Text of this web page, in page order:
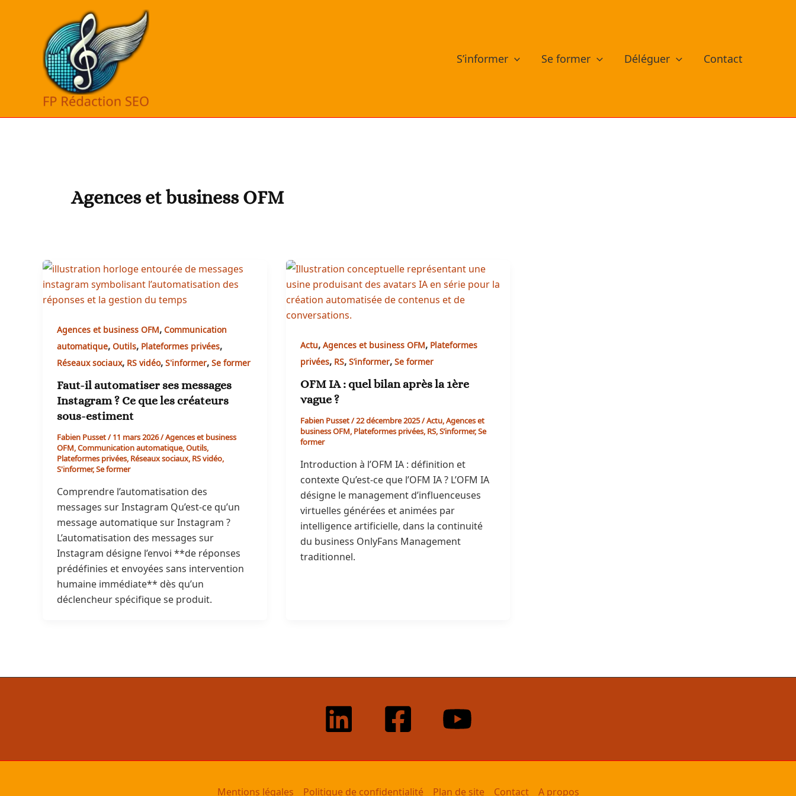
S’informer Se former Déléguer Contact
Agences et business OFM
Agences et business OFM,Communication
automatique,Outils, Plateformes privées,
Réseaux sociaux, RS vidéo,S'informer,Se former
Faut-il automatiser ses messages
Instagram ? Ce que les créateurs
sous-estiment
Fabien Pusset/11 mars 2026/Agences et business
OFM,Communication automatique,Outils,
Plateformes privées,Réseaux sociaux,RS vidéo,
S'informer,Se former
Comprendre l’automatisation des
messages sur Instagram Qu’est-ce qu’un
message automatique sur Instagram ?
L’automatisation des messages sur
Instagram désigne l’envoi **de réponses
prédéfinies et envoyées sans intervention
humaine immédiate** dès qu’un
déclencheur spécifique se produit.
Actu,Agences et business OFM, Plateformes
privées, RS,S’informer,Se former
OFM IA : quel bilan après la 1ère
vague ?
Fabien Pusset/22 décembre 2025/Actu,Agences et
business OFM,Plateformes privées,RS,S’informer,Se
former
Introduction à l’OFM IA : définition et
contexte Qu’est-ce que l’OFM IA ? L’OFM IA
désigne le management d’influenceuses
virtuelles générées et animées par
intelligence artificielle, dans la continuité
du business OnlyFans Management
traditionnel.
Mentions légales Politique de confidentialité Plan de site Contact A propos